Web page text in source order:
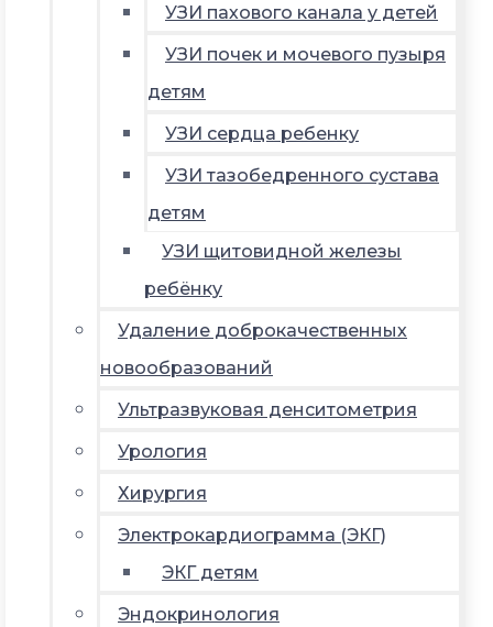
УЗИ пахового канала у детей
УЗИ почек и мочевого пузыря
детям
УЗИ сердца ребенку
УЗИ тазобедренного сустава
детям
УЗИ щитовидной железы
ребёнку
Удаление доброкачественных
новообразований
Ультразвуковая денситометрия
Урология
Хирургия
Электрокардиограмма (ЭКГ)
ЭКГ детям
Эндокринология